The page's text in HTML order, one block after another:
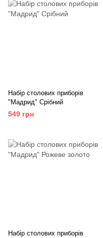
Набір столових приборів
"Мадрид" Срібний
549 грн
Набір столових приборів